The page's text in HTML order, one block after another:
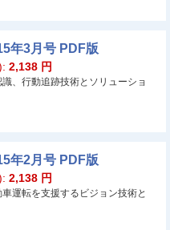
年3月号 PDF版
2,138 円
、行動追跡技術とソリューショ
年2月号 PDF版
2,138 円
運転を支援するビジョン技術と